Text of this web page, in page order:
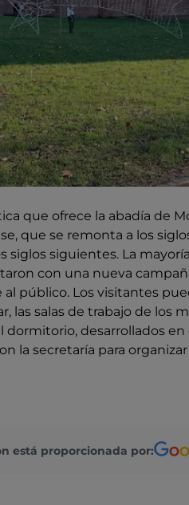
que ofrece la abadía de
que se remonta a los
siglos siguientes. La
con una nueva
al público. Los visitantes
las salas de trabajo de los
dormitorio, desarrollados
la secretaría para
está proporcionada por: